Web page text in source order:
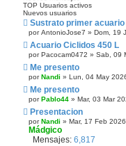
m
o
e
n
TOP Usuarios activos
Nuevos usuarios
Sustrato primer acuario
porAntonioJose7 » Dom, 19
Acuario Ciclidos 450 L
por Pacocam0472 » Sab, 09
Me presento
por Nandi » Lun, 04 May
Me presento
por Pablo44 » Mar, 03 Mar
Presentacion
por Nandi » Mar, 17 Feb
Mádgico
Mensajes: 6,817